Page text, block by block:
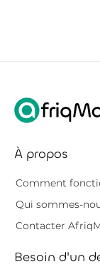
À propos
Comment
Qui sommes-
Contacter
Besoin d'un